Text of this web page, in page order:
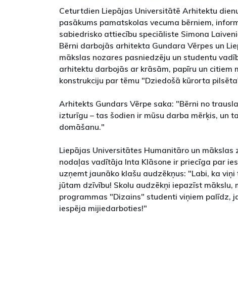
Ceturtdien Liepājas Universitātē Arhitektu
pasākums pamatskolas vecuma bērniem,
sabiedrisko attiecību speciāliste Simona
Bērni darbojās arhitekta Gundara Vērpes un
mākslas nozares pasniedzēju un studentu
arhitektu darbojās ar krāsām, papīru un citiem
konstrukciju par tēmu "Dziedošā kūrorta
Arhitekts Gundars Vērpe saka: "Bērni no
izturīgu – tas šodien ir mūsu darba mērķis, un
domāšanu."
Liepājas Universitātes Humanitāro un
nodaļas vadītāja Inta Klāsone ir priecīga par
uzņemt jaunāko klašu audzēkņus: "Labi, ka viņi
jūtam dzīvību! Skolu audzēkņi iepazīst mākslu,
programmas "Dizains" studenti viņiem palīdz,
iespēja mijiedarboties!"